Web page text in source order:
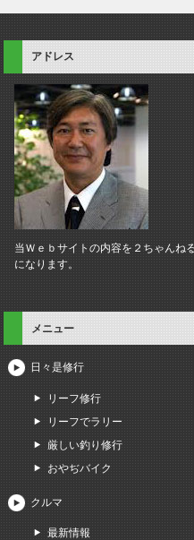
アドレス
当Ｗｅｂサイトの内容を２ちゃんね
になります。
メニュー
日々是修行
リーフ修行
リーフでラリー
厳しい釣り修行
おやぢバイク
クルマ
最新情報